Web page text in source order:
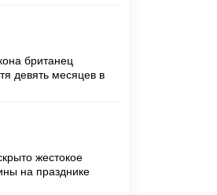
британец
девять месяцев в
жестокое
на празднике